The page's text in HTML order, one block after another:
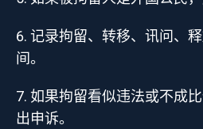
记录拘留、转移、讯问、
间。
如果拘留看似违法或不成
出申诉。